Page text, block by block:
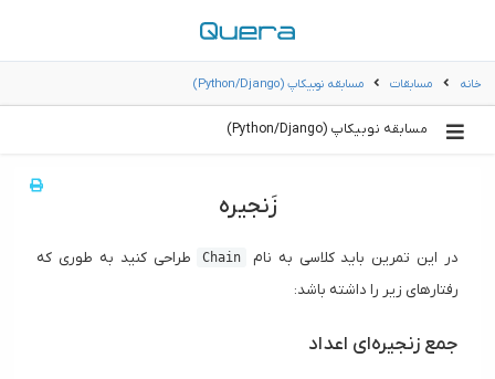
خانه مسابقات مسابقه نوبیکاپ (Python/Django)
مسابقه نوبیکاپ (Python/Django)
زَنجیره
در این تمرین باید کلاسی به نام Chain
طراحی کنید به طوری که
رفتارهای زیر را داشته باشد:
جمع زنجیره‌ای اعداد